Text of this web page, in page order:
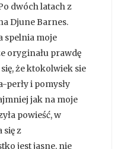
dwóch latach z
Djune Barnes.
spelnia moje
oryginału prawdę
że ktokolwiek sie
perły i pomysły
jak na moje
powieść, w
się z
jest jasne, nie